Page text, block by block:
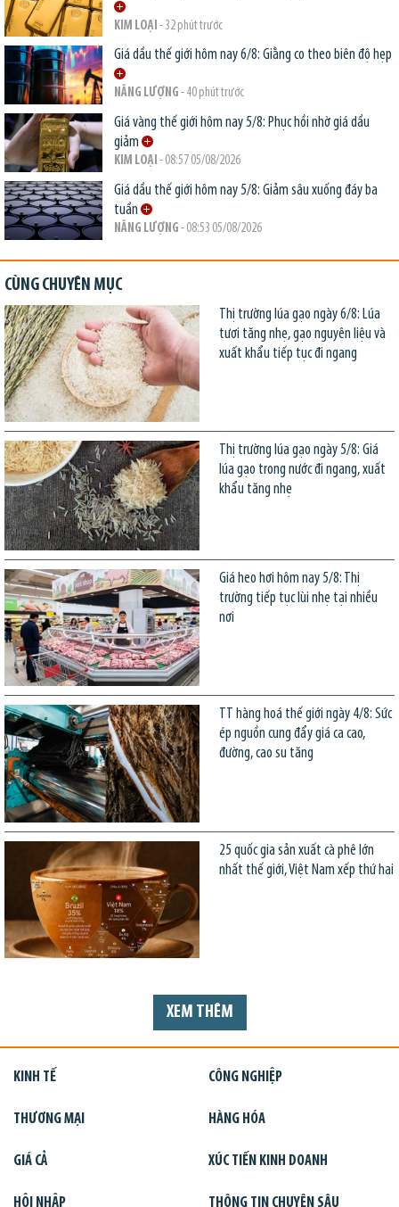
KIM LOẠI - 32 phút trước
Giá dầu thế giới hôm nay 6/8: Giằng co theo biên độ hẹp
NĂNG LƯỢNG - 40 phút trước
Giá vàng thế giới hôm nay 5/8: Phục hồi nhờ giá dầu
giảm
KIM LOẠI - 08:57 05/08/2026
Giá dầu thế giới hôm nay 5/8: Giảm sâu xuống đáy ba
tuần
NĂNG LƯỢNG - 08:53 05/08/2026
CÙNG CHUYÊN MỤC
Thị trường lúa gạo ngày 6/8: Lúa
tươi tăng nhẹ, gạo nguyên liệu và
xuất khẩu tiếp tục đi ngang
Thị trường lúa gạo ngày 5/8: Giá
lúa gạo trong nước đi ngang, xuất
khẩu tăng nhẹ
Giá heo hơi hôm nay 5/8: Thị
trường tiếp tục lùi nhẹ tại nhiều
nơi
TT hàng hoá thế giới ngày 4/8: Sức
ép nguồn cung đẩy giá ca cao,
đường, cao su tăng
25 quốc gia sản xuất cà phê lớn
nhất thế giới, Việt Nam xếp thứ hai
XEM THÊM
KINH TẾ CÔNG NGHIỆP
THƯƠNG MẠI HÀNG HÓA
GIÁ CẢ XÚC TIẾN KINH DOANH
HỘI NHẬP THÔNG TIN CHUYÊN SÂU